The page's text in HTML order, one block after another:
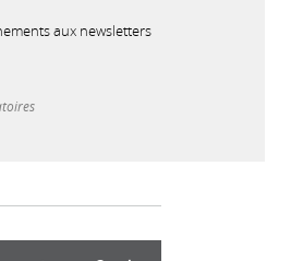
aux newsletters